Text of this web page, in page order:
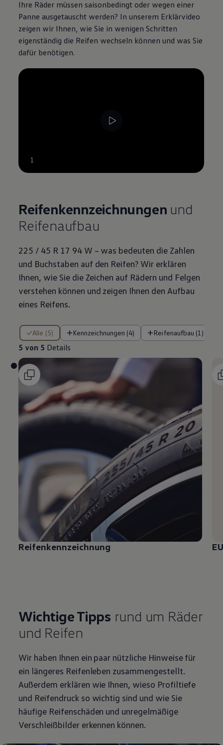
Ihre Räder müssen saisonbedingt oder wegen einer
Panne ausgetauscht werden? In unserem Erklärvideo
zeigen wir Ihnen, wie Sie in wenigen Schritten
eigenständig die Reifen wechseln können und was Sie
dafür benötigen.
Verbleibende Zeit, --:--
1
Reifenkennzeichnungen und
Reifenaufbau
225 / 45 R 17 94 W – was bedeuten die Zahlen
und Buchstaben auf den Reifen? Wir erklären
Ihnen, wie Sie die Zeichen auf Rädern und Felgen
verstehen können und zeigen Ihnen den Aufbau
eines Reifens.
Alle (5) Kennzeichnungen (4) Reifenaufbau (1)
5 von 5 Details
5 von 5 Details
Reifenkennzeichnung
Wichtige Tipps rund um Räder
und Reifen
Wir haben Ihnen ein paar nützliche Hinweise für
ein längeres Reifenleben zusammengestellt.
Außerdem erklären wie Ihnen, wieso Profiltiefe
und Reifendruck so wichtig sind und wie Sie
häufige Reifenschäden und unregelmäßige
Verschleißbilder erkennen können.